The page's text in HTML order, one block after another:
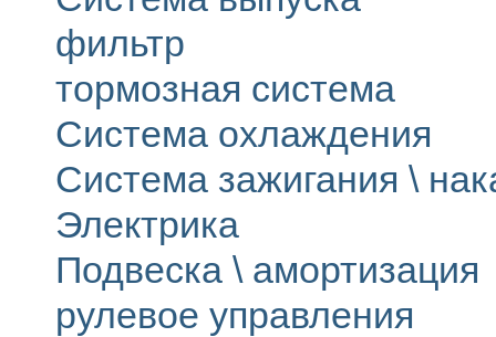
фильтр
тормозная система
Система охлаждения
Система зажигания \
Электрика
Подвеска \ амортизация
рулевое управления